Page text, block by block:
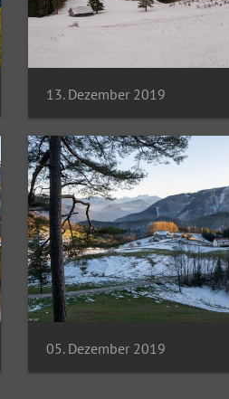
13. Dezember 2019
05. Dezember 2019